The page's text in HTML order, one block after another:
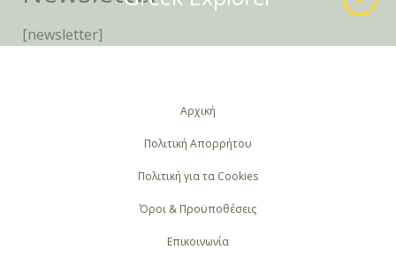
[newsletter]
Αρχική
Πολιτική Απορρήτου
Πολιτική για τα Cookies
Όροι & Προϋποθέσεις
Επικοινωνία